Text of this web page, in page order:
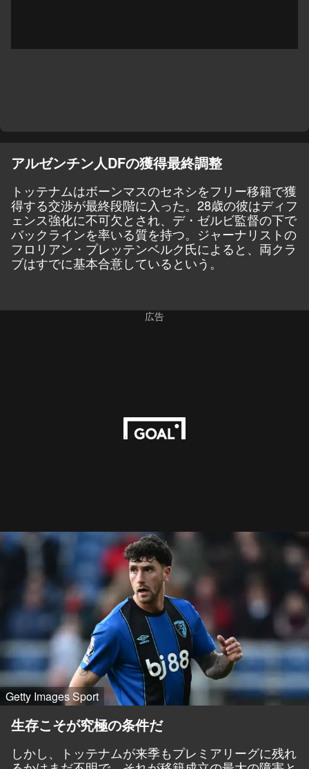
アルゼンチン人DFの獲得最終調整
トッテナムはボーンマスのセネシをフリー移籍で獲
得する交渉が最終段階に入った。28歳の彼はディフ
ェンス強化に不可欠とされ、デ・ゼルビ監督の下で
バックラインを率いる質を持つ。ジャーナリストの
フロリアン・プレッテンベルク氏によると、両クラ
ブはすでに基本合意しているという。
広告
Getty Images Sport
生存こそが究極の条件だ
しかし、トッテナムが来季もプレミアリーグに残れ